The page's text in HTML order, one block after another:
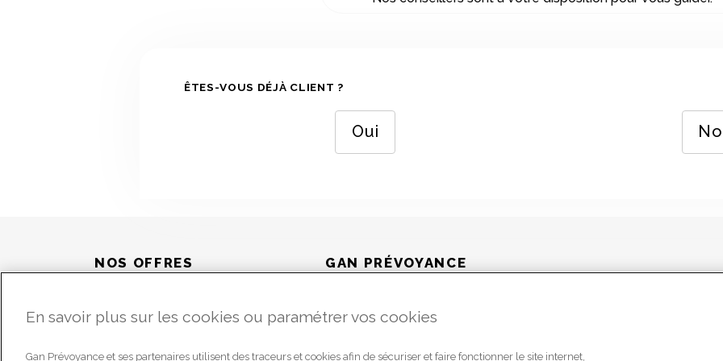
ÊTES-VOUS DÉJÀ CLIENT ?
Oui
NOS OFFRES
protéger, ma famille et
GAN PRÉVOYANCE
En savoir plus sur les cookies ou paramétrer vos cookies
Gan Prévoyance et ses partenaires utilisent des traceurs et cookies afin de sécuriser et faire fonctionner le site internet,